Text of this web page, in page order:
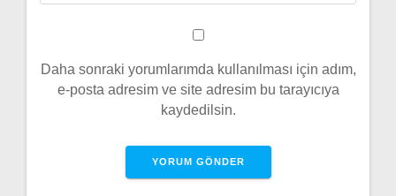
Daha sonraki yorumlarımda kullanılması için adım,
e-posta adresim ve site adresim bu tarayıcıya
kaydedilsin.